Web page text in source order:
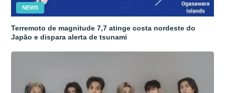
NEWS
Terremoto de magnitude 7,7 atinge costa nordeste do
Japão e dispara alerta de tsunami